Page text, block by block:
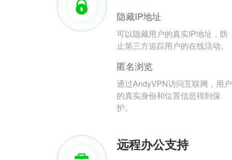
隐藏IP地址
可以隐藏用户的真实IP地址，防
止第三方追踪用户的在线活动。
匿名浏览
通过AndyVPN访问互联网，用户
的真实身份和位置信息得到保
护。
远程办公支持